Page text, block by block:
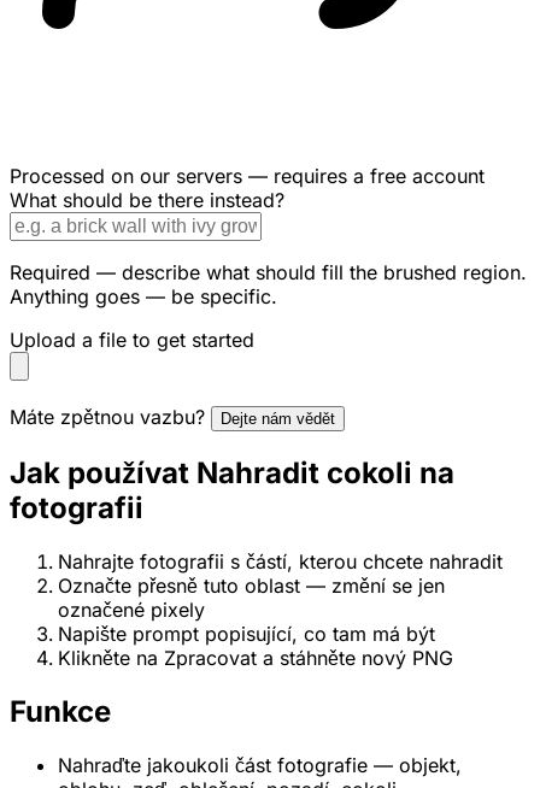
Processed on our servers — requires a free account
What should be there instead?
Required — describe what should fill the brushed region.
Anything goes — be specific.
Upload a file to get started
Máte zpětnou vazbu? Dejte nám vědět
Jak používat Nahradit cokoli na
fotografii
Nahrajte fotografii s částí, kterou chcete nahradit
Označte přesně tuto oblast — změní se jen
označené pixely
Napište prompt popisující, co tam má být
Klikněte na Zpracovat a stáhněte nový PNG
Funkce
Nahraďte jakoukoli část fotografie — objekt,